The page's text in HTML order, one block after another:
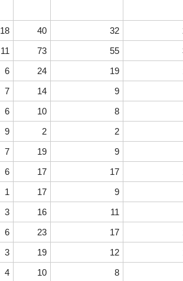
18 40 32
11 73 55
6 24 19
7 14 9
6 10 8
9 2 2
7 19 9
6 17 17
1 17 9
3 16 11
6 23 17
3 19 12
4 10 8